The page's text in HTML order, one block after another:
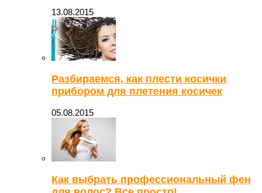
13.08.2015
Разбираемся, как плести косички
прибором для плетения косичек
05.08.2015
Как выбрать профессиональный фен